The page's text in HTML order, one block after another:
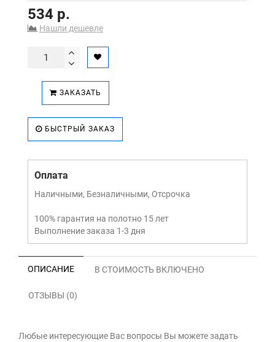
534 р.
Нашли дешевле
ЗАКАЗАТЬ
БЫСТРЫЙ ЗАКАЗ
Оплата
Наличными, Безналичными, Отсрочка
100% гарантия на полотно 15 лет
Выполнение заказа 1-3 дня
ОПИСАНИЕ В СТОИМОСТЬ ВКЛЮЧЕНО
ОТЗЫВЫ (0)
Любые интересующие Вас вопросы Вы можете задать